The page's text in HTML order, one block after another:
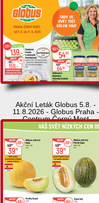
Akční Leták Globus 5.8. -
11.8.2026 - Globus Praha -
Centrum Černý Most